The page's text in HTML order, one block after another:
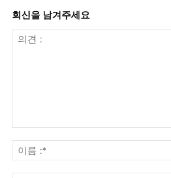
회신을 남겨주세요
견
: